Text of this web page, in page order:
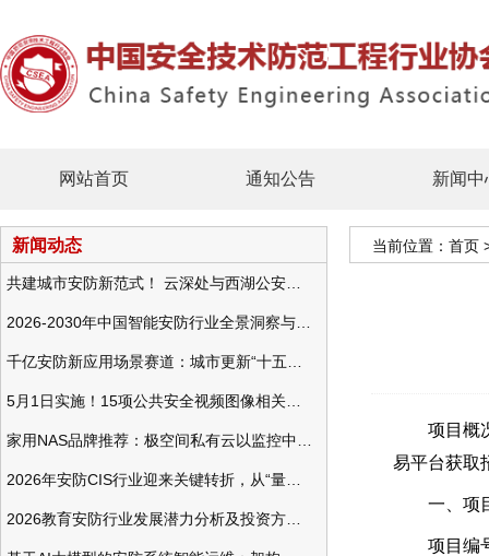
网站首页 通知公告 新闻中
新闻动态 当前位置： 首页
项目概况
易平台获取
一、项
项目编号